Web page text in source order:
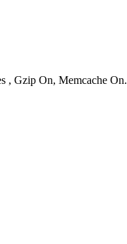
, Gzip On, Memcache On.